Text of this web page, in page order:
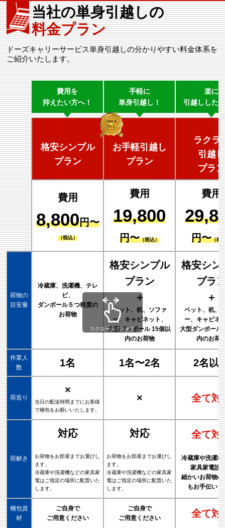
当社の単身引越しの
料金プラン
ドーズキャリーサービス単身引越しの分かりやすい料金体系を
ご紹介いたします。
費用を
抑えたい方へ！
手軽に
単身引越し！
楽に
引越しした
格安シンプル
プラン
お手軽引越し
プラン
ラクラ
引越し
プラン
費用
8,800円〜
（税込）
費用
19,800
円〜（税込）
費用
円〜（税
荷物の
目安量
冷蔵庫、洗濯機、テレ
ビ、
ダンボール５つ程度の
お荷物
格安シンプル
プラン
＋
ベット、机、ソファ
ー、キャビネット、
大型ダンボール 15個以
内のお荷物
格安シン
プラ
＋
ベット、机、
ー、キャビネ
大型ダンボール
内のお荷
作業人
数
1名 1名〜2名 2名以
荷造り
×
当日の配送時間までにお客様
で梱包をお願いいたします。
× 全て対
荷解き
対応
お荷物をお部屋までお運びし
ます。
冷蔵庫や洗濯機などの家具家
電はご指定の場所に配置いた
します。
対応
お荷物をお部屋までお運びし
ます。
冷蔵庫や洗濯機などの家具家
電はご指定の場所に配置いた
します。
全て対
冷蔵庫や洗濯機
家具家電設
細かいお荷物の
もお手伝いし
梱包資
材
ご自身で
ご用意ください
ご自身で
ご用意ください
全て対
スクロールできます